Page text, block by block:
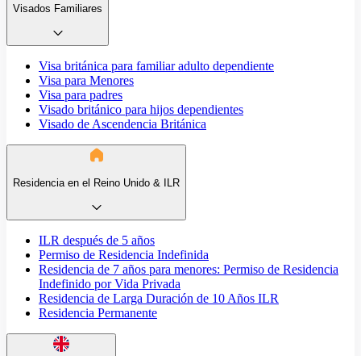
Visados Familiares
Visa británica para familiar adulto dependiente
Visa para Menores
Visa para padres
Visado británico para hijos dependientes
Visado de Ascendencia Británica
Residencia en el Reino Unido & ILR
ILR después de 5 años
Permiso de Residencia Indefinida
Residencia de 7 años para menores: Permiso de Residencia
Indefinido por Vida Privada
Residencia de Larga Duración de 10 Años ILR
Residencia Permanente